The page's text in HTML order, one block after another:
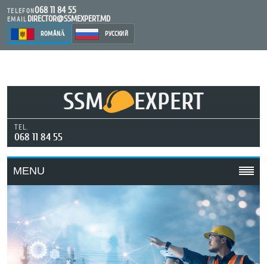
TELEFON068 11 84 55
EMAIL DIRECTOR@SSMEXPERT.MD
ROMÂNĂ РУССКИЙ
SSM EXPERT
TEL.
068 11 84 55
MENU